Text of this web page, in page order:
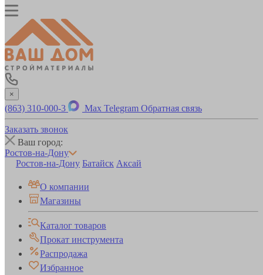
×
(863) 310-000-3 Max Telegram Обратная связь
Заказать звонок
Ваш город:
Ростов-на-Дону
Ростов-на-Дону Батайск Аксай
О компании
Магазины
Каталог товаров
Прокат инструмента
Распродажа
Избранное